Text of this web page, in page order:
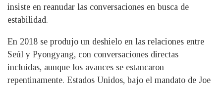
insiste en reanudar las conversaciones en busca de
estabilidad.
En 2018 se produjo un deshielo en las relaciones entre
Seúl y Pyongyang, con conversaciones directas
incluidas, aunque los avances se estancaron
repentinamente. Estados Unidos, bajo el mandato de Joe